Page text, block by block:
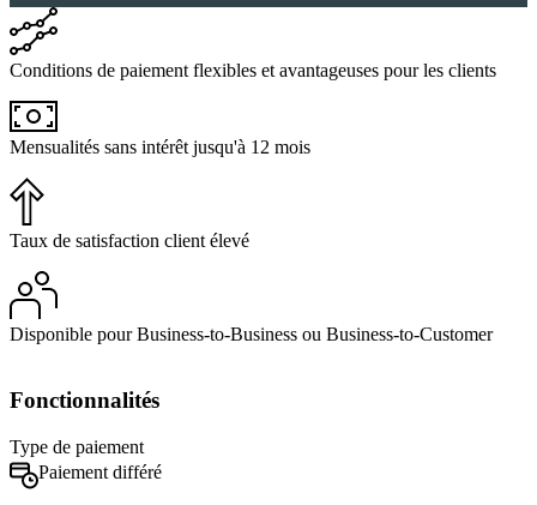
Conditions de paiement flexibles et avantageuses pour les clients
Mensualités sans intérêt jusqu'à 12 mois
Taux de satisfaction client élevé
Disponible pour Business-to-Business ou Business-to-Customer
Fonctionnalités
Type de paiement
Paiement différé